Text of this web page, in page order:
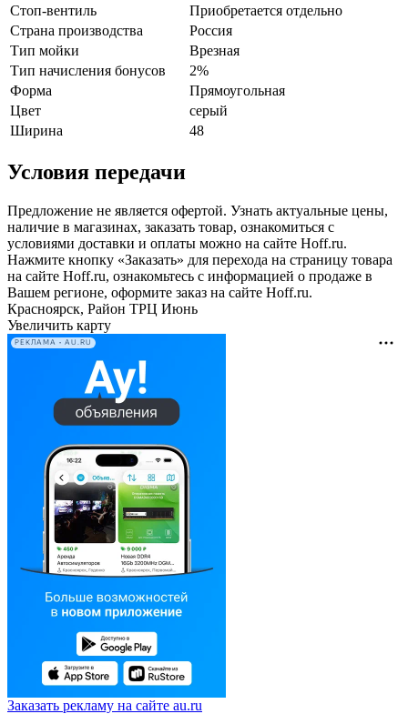
Стоп-вентиль
Приобретается отдельно
Страна производства
Россия
Тип мойки
Врезная
Тип начисления бонусов
2%
Форма
Прямоугольная
Цвет
серый
Ширина
48
Условия передачи
Предложение не является офертой. Узнать актуальные цены,
наличие в магазинах, заказать товар, ознакомиться с
условиями доставки и оплаты можно на сайте Hoff.ru.
Нажмите кнопку «Заказать» для перехода на страницу товара
на сайте Hoff.ru, ознакомьтесь с информацией о продаже в
Вашем регионе, оформите заказ на сайте Hoff.ru.
Красноярск, Район ТРЦ Июнь
Увеличить карту
РЕКЛАМА • AU.RU
Заказать рекламу на сайте au.ru